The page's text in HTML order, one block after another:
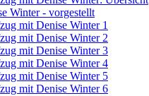
Winter - vorgestellt
mit Denise Winter 1
mit Denise Winter 2
mit Denise Winter 3
mit Denise Winter 4
mit Denise Winter 5
mit Denise Winter 6